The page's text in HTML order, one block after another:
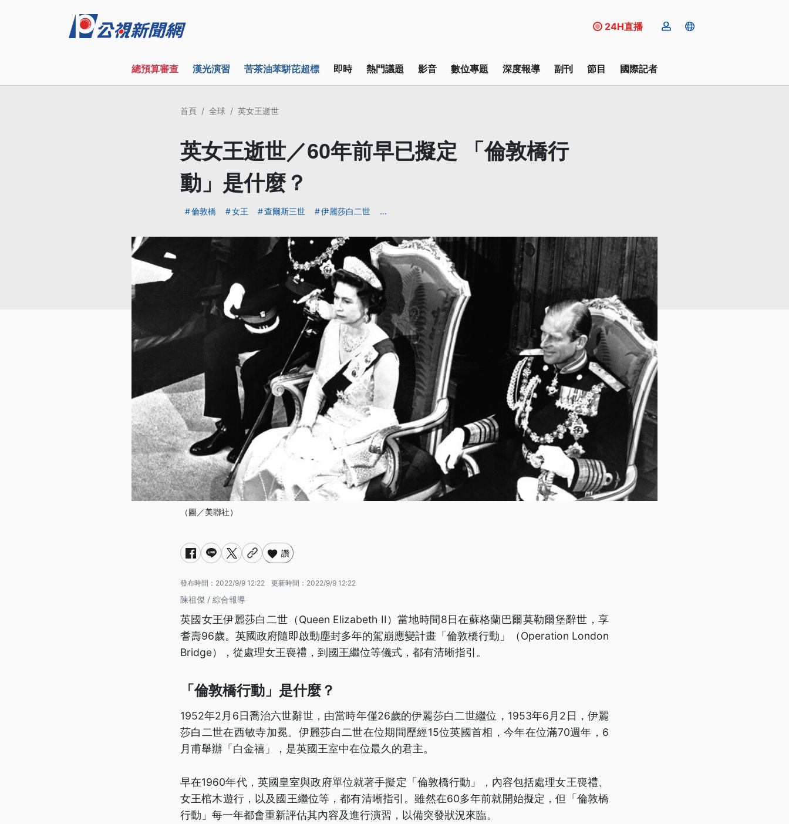
24H直播
總預算審查 漢光演習 苦茶油苯駢芘超標 即時 熱門議題 影音 數位專題 深度報導 副刊 節目 國際記者
首頁 全球 英女王逝世
英女王逝世／60年前早已擬定 「倫敦橋行
動」是什麼？
倫敦橋 女王 查爾斯三世 伊麗莎白二世 ...
（圖／美聯社）
讚
發布時間： 2022/9/9 12:22 更新時間： 2022/9/9 12:22
陳祖傑 / 綜合報導
英國女王伊麗莎白二世（Queen Elizabeth II）當地時間8日在蘇格蘭巴爾莫勒爾堡辭世，享
耆壽96歲。英國政府隨即啟動塵封多年的駕崩應變計畫「倫敦橋行動」（Operation London
Bridge），從處理女王喪禮，到國王繼位等儀式，都有清晰指引。
「倫敦橋行動」是什麼？
1952年2月6日喬治六世辭世，由當時年僅26歲的伊麗莎白二世繼位，1953年6月2日，伊麗
莎白二世在西敏寺加冕。伊麗莎白二世在位期間歷經15位英國首相，今年在位滿70週年，6
月甫舉辦「白金禧」，是英國王室中在位最久的君主。
早在1960年代，英國皇室與政府單位就著手擬定「倫敦橋行動」，內容包括處理女王喪禮、
女王棺木遊行，以及國王繼位等，都有清晰指引。雖然在60多年前就開始擬定，但「倫敦橋
行動」每一年都會重新評估其內容及進行演習，以備突發狀況來臨。